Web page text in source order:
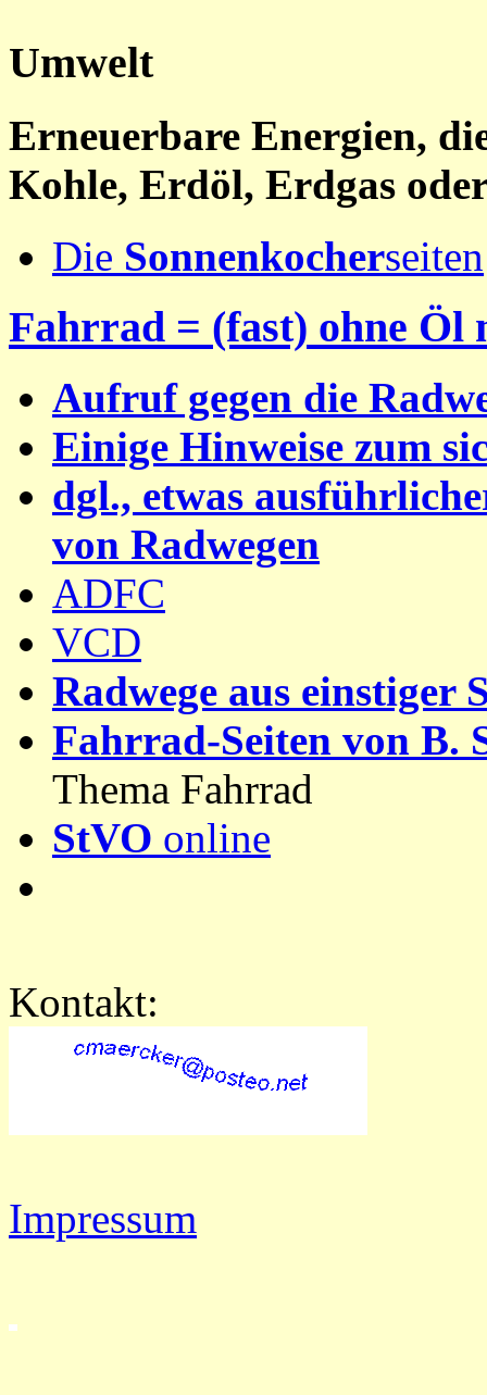
Umwelt
Erneuerbare Energien,
Kohle, Erdöl, Erdgas
Die Sonnenkocherseiten
Fahrrad = (fast) ohne Öl
Aufruf gegen die
Einige Hinweise zum
dgl., etwas
von Radwegen
ADFC
VCD
Radwege aus einstiger
Fahrrad-Seiten von B.
Thema Fahrrad
StVO online
Kontakt:
Impressum